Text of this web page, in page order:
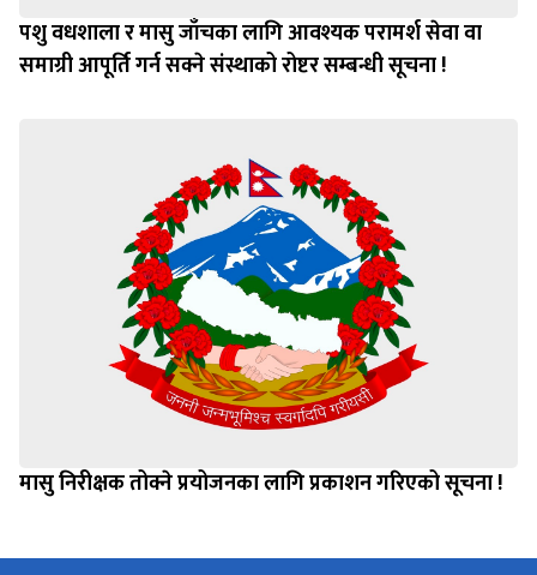
पशु वधशाला र मासु जाँचका लागि आवश्यक परामर्श सेवा वा
समाग्री आपूर्ति गर्न सक्ने संस्थाको रोष्टर सम्बन्धी सूचना !
मासु निरीक्षक तोक्ने प्रयोजनका लागि प्रकाशन गरिएको सूचना !